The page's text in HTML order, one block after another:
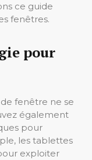
ce guide
fenêtres.
pour
fenêtre ne se
également
pour
les tablettes
exploiter